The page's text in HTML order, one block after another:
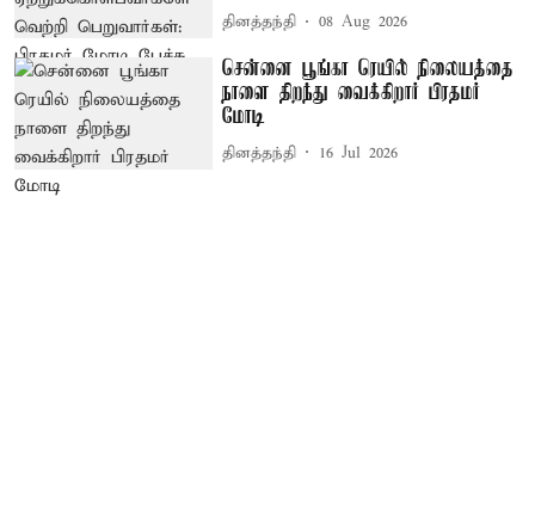
தினத்தந்தி 08 Aug 2026
சென்னை பூங்கா ரெயில் நிலையத்தை
நாளை திறந்து வைக்கிறார் பிரதமர்
மோடி
தினத்தந்தி 16 Jul 2026